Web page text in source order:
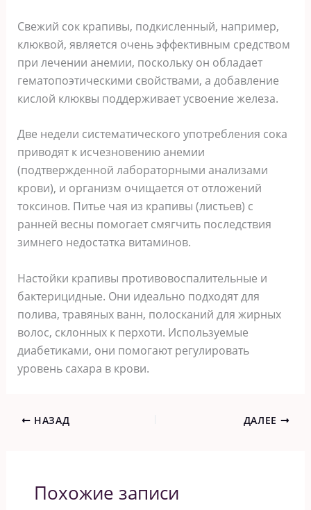
Свежий сок крапивы, подкисленный, например,
клюквой, является очень эффективным средством
при лечении анемии, поскольку он обладает
гематопоэтическими свойствами, а добавление
кислой клюквы поддерживает усвоение железа.
Две недели систематического употребления сока
приводят к исчезновению анемии
(подтвержденной лабораторными анализами
крови), и организм очищается от отложений
токсинов. Питье чая из крапивы (листьев) с
ранней весны помогает смягчить последствия
зимнего недостатка витаминов.
Настойки крапивы противовоспалительные и
бактерицидные. Они идеально подходят для
полива, травяных ванн, полосканий для жирных
волос, склонных к перхоти. Используемые
диабетиками, они помогают регулировать
уровень сахара в крови.
НАЗАД ДАЛЕЕ
Похожие записи